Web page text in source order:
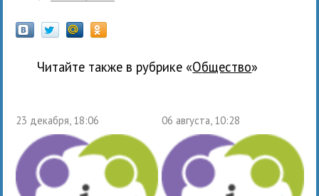
Читайте также в рубрике « общество»
23 декабря, 18:06 06 августа, 10:28